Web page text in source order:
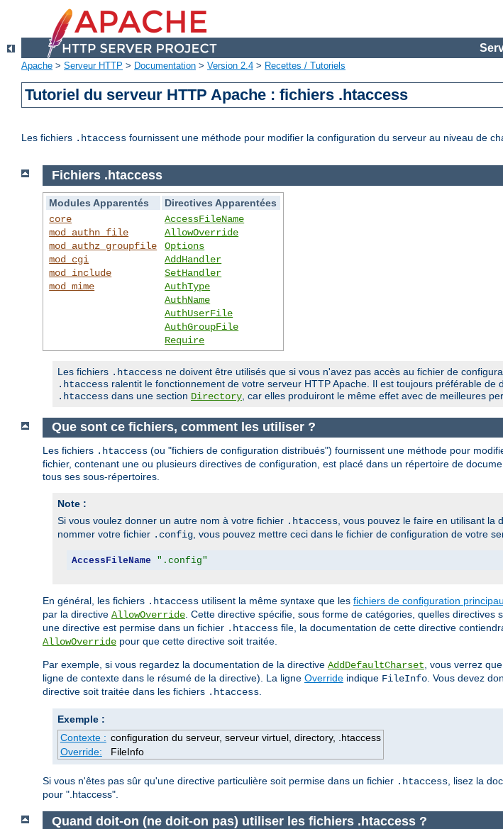
Apache > Serveur HTTP > Documentation > Version 2.4 > Recettes / Tutoriels
Tutoriel du serveur HTTP Apache : fichiers .htaccess
Les fichiers .htaccess fournissent une méthode pour modifier la configuration du serveur au niveau de
Fichiers .htaccess
Modules Apparentés
Directives Apparentées
core
mod_authn_file
mod_authz_groupfile
mod_cgi
mod_include
mod_mime
AccessFileName
AllowOverride
Options
AddHandler
SetHandler
AuthType
AuthName
AuthUserFile
AuthGroupFile
Require
Les fichiers .htaccess ne doivent être utilisés que si vous n'avez pas accès au fichier de
.htaccess ralentit le fonctionnement de votre serveur HTTP Apache. Il est toujours préférable
.htaccess dans une section Directory , car elles produiront le même effet avec de meilleures
Que sont ce fichiers, comment les utiliser ?
Les fichiers .htaccess (ou "fichiers de configuration distribués") fournissent une méthode pour
fichier, contenant une ou plusieurs directives de configuration, est placé dans un répertoire de
tous ses sous-répertoires.
Note :
Si vous voulez donner un autre nom à votre fichier .htaccess , vous pouvez le faire en utilisant la
nommer votre fichier .config , vous pouvez mettre ceci dans le fichier de configuration de votre
AccessFileName ".config"
En général, les fichiers .htaccess utilisent la même syntaxe que les fichiers de configuration
par la directive AllowOverride . Cette directive spécifie, sous forme de catégories, quelles
une directive est permise dans un fichier .htaccess file, la documentation de cette directive
AllowOverride pour que cette directive soit traitée.
Par exemple, si vous regardez la documentation de la directive AddDefaultCharset , vous verrez
ligne de contexte dans le résumé de la directive). La ligne Override indique FileInfo . Vous devez
directive soit traitée dans les fichiers .htaccess
Exemple :
Contexte : configuration du serveur, serveur virtuel, directory, .htaccess
Override:
FileInfo
Si vous n'êtes pas sûr qu'une directive particulière soit permise dans un fichier .htaccess , lisez la
pour ".htaccess".
Quand doit-on (ne doit-on pas) utiliser les fichiers .htaccess ?